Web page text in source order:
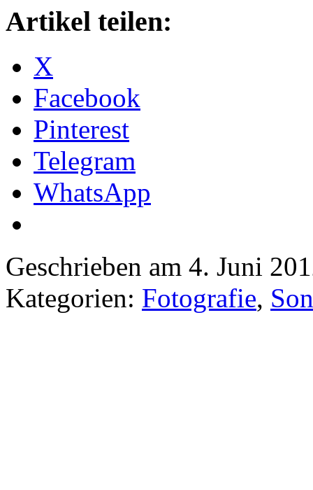
Artikel teilen:
X
Facebook
Pinterest
Telegram
WhatsApp
Geschrieben am 4. Juni
Kategorien: Fotografie,